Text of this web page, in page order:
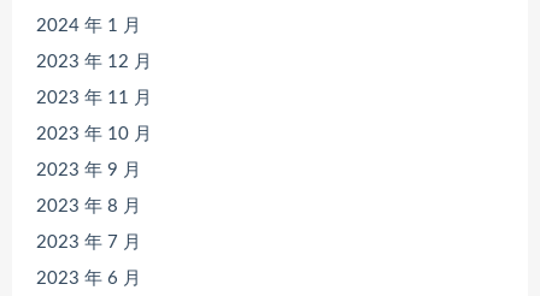
2024 年 1 月
2023 年 12 月
2023 年 11 月
2023 年 10 月
2023 年 9 月
2023 年 8 月
2023 年 7 月
2023 年 6 月